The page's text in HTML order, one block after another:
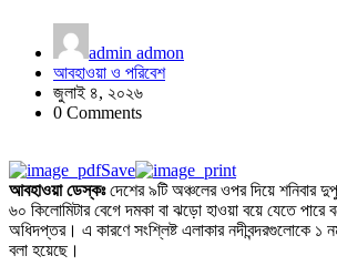
admin admon
আবহাওয়া ও পরিবেশ
জুলাই ৪, ২০২৬
0 Comments
Save
আবহাওয়া ডেস্কঃদেশের ৯টি অঞ্চলের ওপর দিয়ে শনিবার
৬০ কিলোমিটার বেগে দমকা বা ঝড়ো হাওয়া বয়ে যেতে পারে
অধিদপ্তর। এ কারণে সংশ্লিষ্ট এলাকার নদীবন্দরগুলোকে ১
বলা হয়েছে।